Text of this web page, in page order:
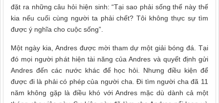
đặt ra những câu hỏi hiện sinh: “Tại sao phải sống thế này thế
kia nếu cuối cùng người ta phải chết? Tôi không thực sự tìm
được ý nghĩa cho cuộc sống”.
Một ngày kia, Andres được mời tham dự một giải bóng đá. Tại
đó mọi người phát hiện tài năng của Andres và quyết định gửi
Andres đến các nước khác để học hỏi. Nhưng điều kiện để
được đi là phải có phép của người cha. Đi tìm người cha đã 11
năm không gặp là điều khó với Andres mặc dù dành cả một